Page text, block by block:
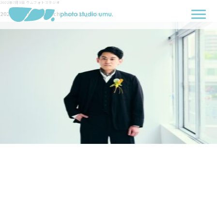
2022年7月3日 ウムフォトスタジオ
2022-06-11-Nakabachi-sama11_-min